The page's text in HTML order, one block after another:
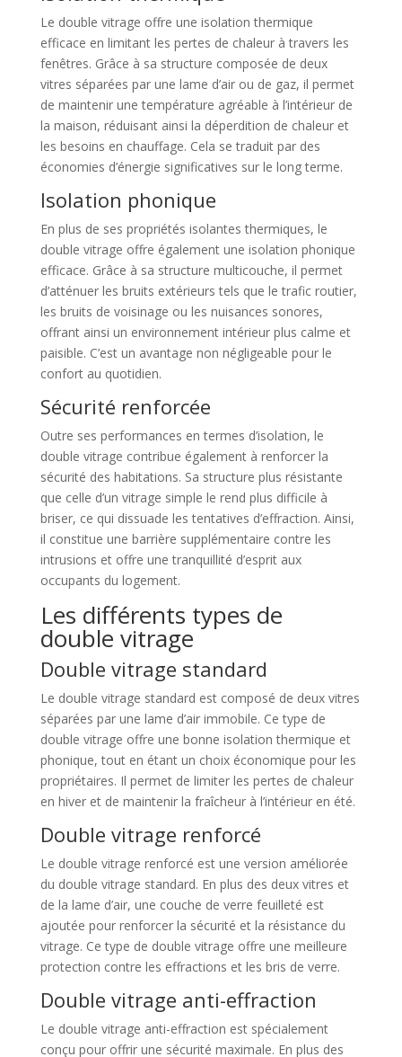
Le double vitrage offre une isolation thermique
efficace en limitant les pertes de chaleur à travers les
fenêtres. Grâce à sa structure composée de deux
vitres séparées par une lame d’air ou de gaz, il permet
de maintenir une température agréable à l’intérieur de
la maison, réduisant ainsi la déperdition de chaleur et
les besoins en chauffage. Cela se traduit par des
économies d’énergie significatives sur le long terme.
Isolation phonique
En plus de ses propriétés isolantes thermiques, le
double vitrage offre également une isolation phonique
efficace. Grâce à sa structure multicouche, il permet
d’atténuer les bruits extérieurs tels que le trafic routier,
les bruits de voisinage ou les nuisances sonores,
offrant ainsi un environnement intérieur plus calme et
paisible. C’est un avantage non négligeable pour le
confort au quotidien.
Sécurité renforcée
Outre ses performances en termes d’isolation, le
double vitrage contribue également à renforcer la
sécurité des habitations. Sa structure plus résistante
que celle d’un vitrage simple le rend plus difficile à
briser, ce qui dissuade les tentatives d’effraction. Ainsi,
il constitue une barrière supplémentaire contre les
intrusions et offre une tranquillité d’esprit aux
occupants du logement.
Les différents types de
double vitrage
Double vitrage standard
Le double vitrage standard est composé de deux vitres
séparées par une lame d’air immobile. Ce type de
double vitrage offre une bonne isolation thermique et
phonique, tout en étant un choix économique pour les
propriétaires. Il permet de limiter les pertes de chaleur
en hiver et de maintenir la fraîcheur à l’intérieur en été.
Double vitrage renforcé
Le double vitrage renforcé est une version améliorée
du double vitrage standard. En plus des deux vitres et
de la lame d’air, une couche de verre feuilleté est
ajoutée pour renforcer la sécurité et la résistance du
vitrage. Ce type de double vitrage offre une meilleure
protection contre les effractions et les bris de verre.
Double vitrage anti-effraction
Le double vitrage anti-effraction est spécialement
conçu pour offrir une sécurité maximale. En plus des